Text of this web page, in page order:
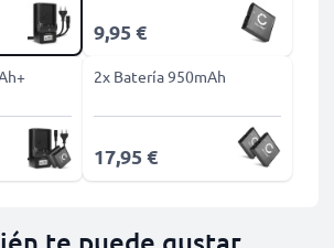
9,95 €
2x Batería 950mAh
17,95 €